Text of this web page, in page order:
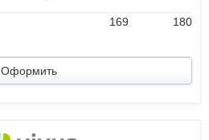
169 180
Оформить